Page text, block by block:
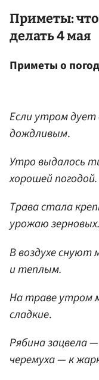
Приметы:
делать 4 мая
Приметы о
Если утром
дождливым.
Утро выдалось
хорошей погодой.
Трава стала
урожаю зерновых.
В воздухе
и теплым.
На траве утром
сладкие.
Рябина зацвела
черемуха — к